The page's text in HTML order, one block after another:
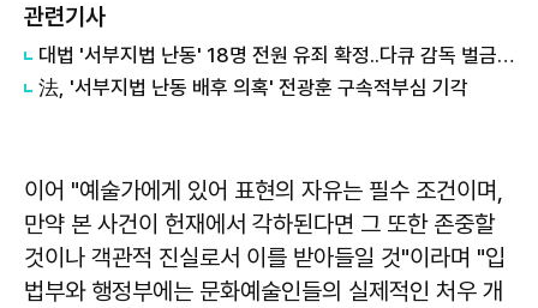
관련기사
대법 '서부지법 난동' 18명 전원 유죄 확정..다큐 감독 벌금형
法, '서부지법 난동 배후 의혹' 전광훈 구속적부심 기각
이어 "예술가에게 있어 표현의 자유는 필수 조건이며,
만약 본 사건이 헌재에서 각하된다면 그 또한 존중할
것이나 객관적 진실로서 이를 받아들일 것"이라며 "입
법부와 행정부에는 문화예술인들의 실제적인 처우 개